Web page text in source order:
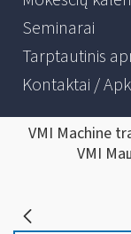
Seminarai
Tarptautinis
Kontaktai /
VMI Machine
VMI